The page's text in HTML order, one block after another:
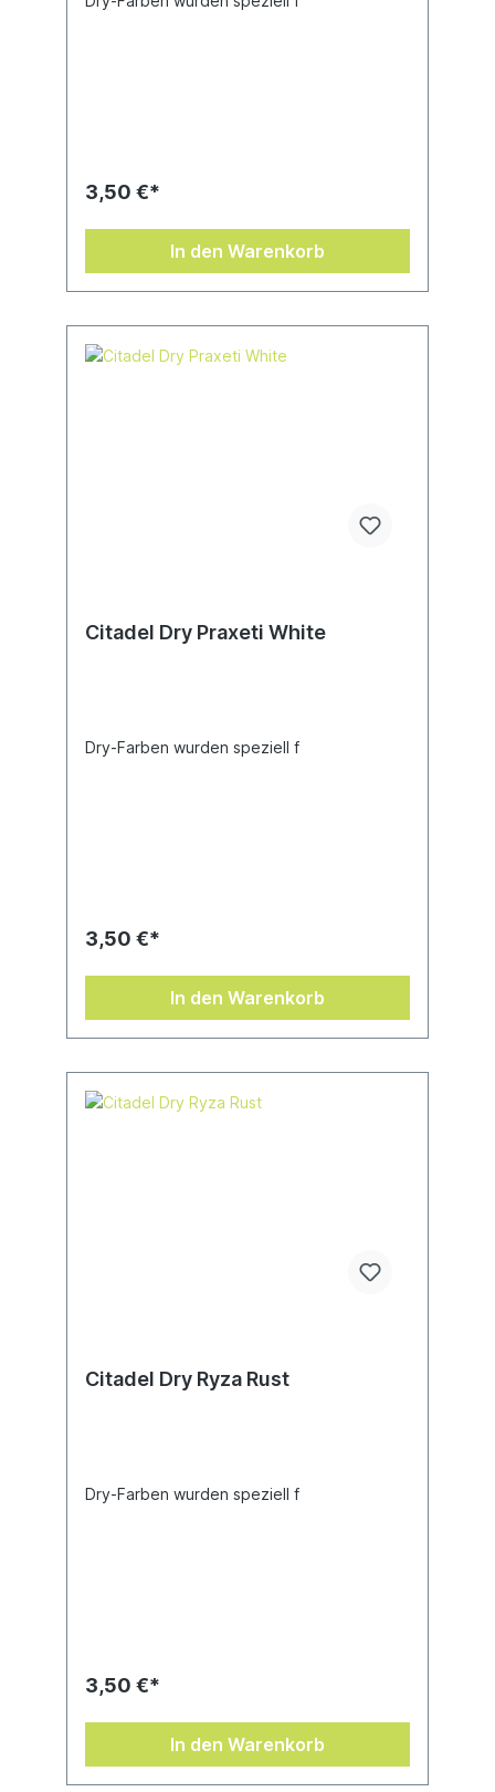
3,50 €*
In den Warenkorb
Citadel Dry Praxeti White
Dry-Farben wurden speziell f
3,50 €*
In den Warenkorb
Citadel Dry Ryza Rust
Dry-Farben wurden speziell f
3,50 €*
In den Warenkorb